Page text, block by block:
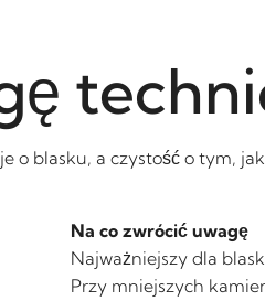
o blasku, a czystość o tym,
Na co zwrócić uwagę
Najważniejszy dla
Przy mniejszych